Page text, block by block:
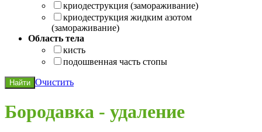
криодеструкция (замораживание)
криодеструкция жидким азотом
(замораживание)
Область тела
кисть
подошвенная часть стопы
Найти Очистить
Бородавка - удаление